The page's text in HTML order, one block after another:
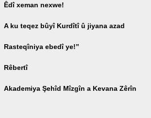
Êdî xeman nexwe!
A ku teqez bûyî Kurdîtî û jiyana azad
Rasteqîniya ebedî ye!’’
Rêbertî
Akademiya Şehîd Mîzgîn a Kevana Zêrîn